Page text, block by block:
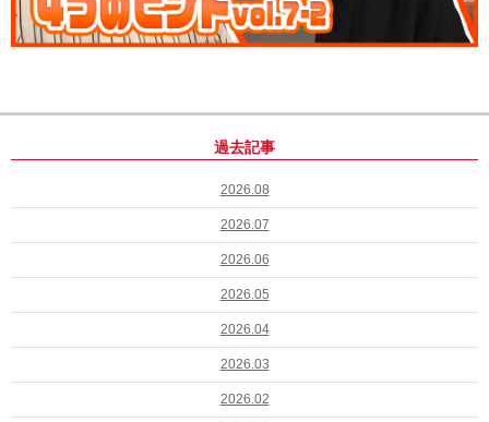
過去記事
2026.08
2026.07
2026.06
2026.05
2026.04
2026.03
2026.02